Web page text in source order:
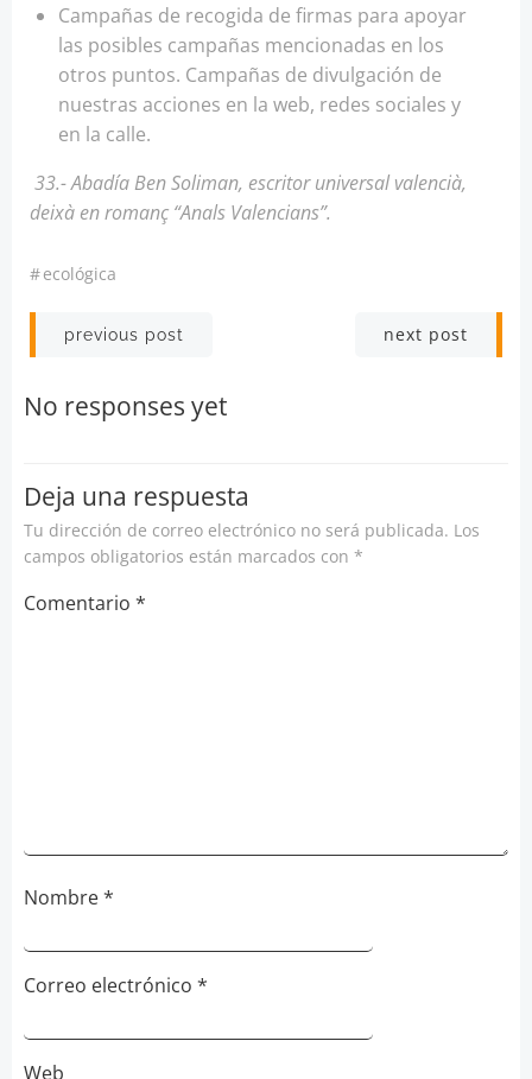
Campañas de recogida de firmas para apoyar
las posibles campañas mencionadas en los
otros puntos. Campañas de divulgación de
nuestras acciones en la web, redes sociales y
en la calle.
33.- Abadía Ben Soliman, escritor universal valencià,
deixà en romanç “Anals Valencians”.
#ecológica
Navegación
por
entradas
previous post
Navegación
entradas
next post
No responses yet
Deja una respuesta
Tu dirección de correo electrónico no será publicada. Los
campos obligatorios están marcados con *
Comentario *
Nombre*
Correo electrónico *
Web